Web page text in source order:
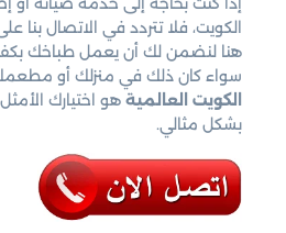
الكويت، فلا تتردد في الاتصال بنا
هنا لنضمن لك أن يعمل طباخك
سواء كان ذلك في منزلك أو
الكويت العالمية هو اختيارك
بشكل مثالي.